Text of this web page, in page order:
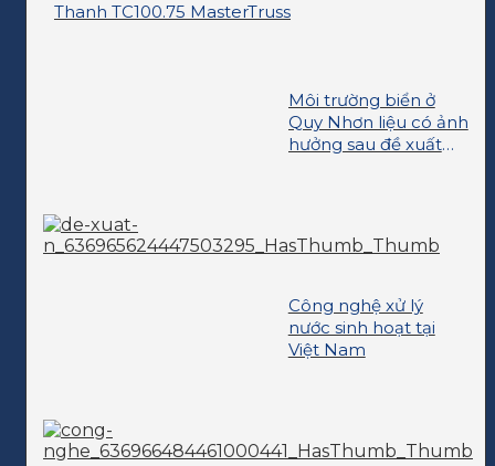
Thanh TC100.75 MasterTruss
Môi trường biển ở
Quy Nhơn liệu có ảnh
hưởng sau đề xuất
Công nghệ xử lý
nước sinh hoạt tại
Việt Nam